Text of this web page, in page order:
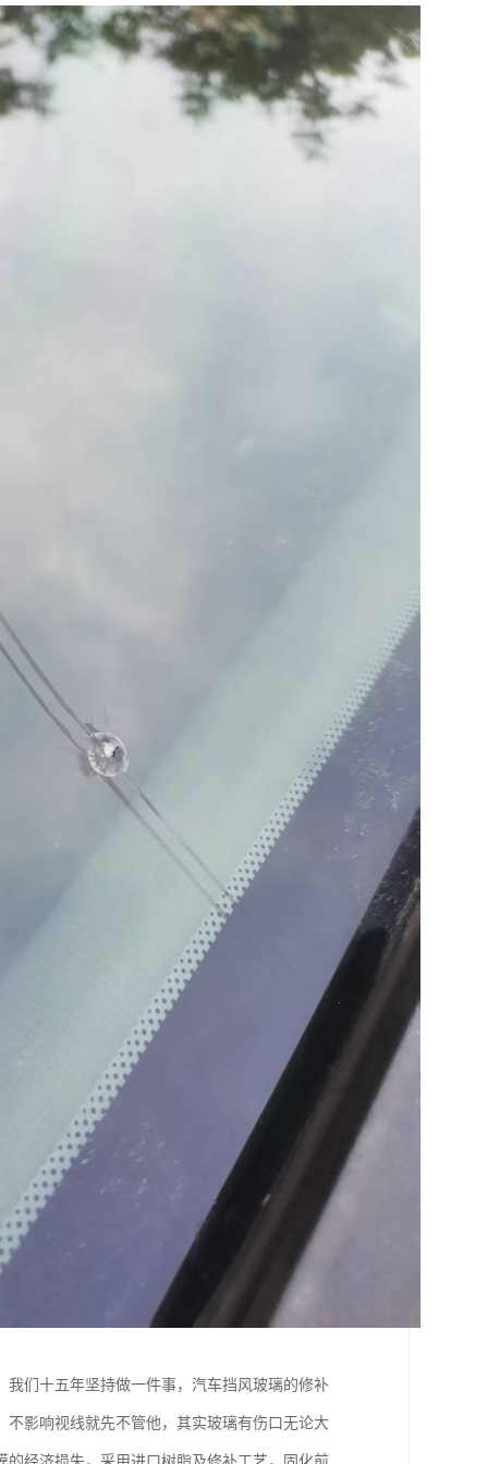
们十五年坚持做一件事，汽车挡风玻璃的修补
影响视线就先不管他，其实玻璃有伤口无论大